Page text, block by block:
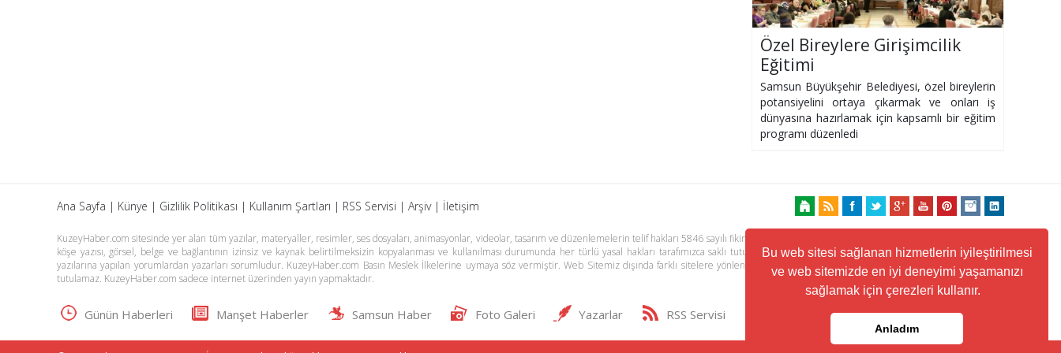
Bu web sitesi sağlanan hizmetlerin iyileştirilmesi
ve web sitemizde en iyi deneyimi yaşamanızı
sağlamak için çerezleri kullanır.
Anladım
Özel Bireylere Girişimcilik
Eğitimi
Samsun Büyükşehir Belediyesi, özel bireylerin
potansiyelini ortaya çıkarmak ve onları iş
dünyasına hazırlamak için kapsamlı bir eğitim
programı düzenledi
Ana Sayfa | Künye | Gizlilik Politikası | Kullanım Şartları | RSS Servisi | Arşiv| İletişim
KuzeyHaber.com sitesinde yer alan tüm yazılar, materyaller, resimler, ses dosyaları, animasyonlar, videolar, tasarım ve düzenlemelerin telif hakları 5846 sayılı fikir ve sanat eserleri kanunu ile korunmaktadır. Her türlü haber,
köşe yazısı, görsel, belge ve bağlantının izinsiz ve kaynak belirtilmeksizin kopyalanması ve kullanılması durumunda her türlü yasal hakları tarafımızca saklı tutulmaktadır. Yayınlanan köşe yazılarından, haberlere ve köşe
yazılarına yapılan yorumlardan yazarları sorumludur. KuzeyHaber.com Basın Meslek İlkelerine uymaya söz vermiştir. Web Sitemiz dışında farklı sitelere yönlendiren linklerin içeriklerinden www.kuzeyhaber.com sorumlu
tutulamaz. KuzeyHaber.com sadece internet üzerinden yayın yapmaktadır.
Günün Haberleri Manşet Haberler Samsun Haber Foto Galeri Yazarlar RSS Servisi Trafik ve Yol Durumu